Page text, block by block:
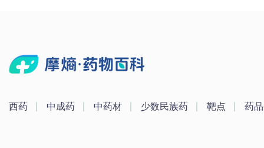
西药 中成药 中药材 少数民族药 靶点 药